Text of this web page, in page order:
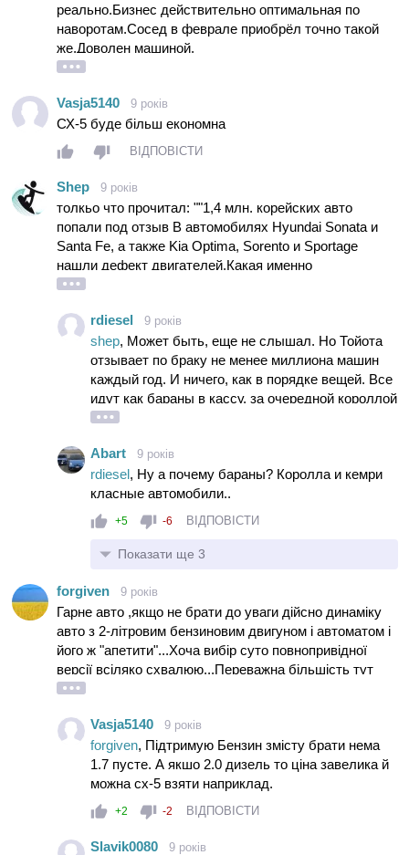
реально.Бизнес действительно оптимальная по
наворотам.Сосед в феврале приобрёл точно такой
же.Доволен машиной.
Vasja5140 9 років
СХ-5 буде більш економна
ВІДПОВІСТИ
Shep 9 років
толкьо что прочитал: ""1,4 млн. корейских авто
попали под отзыв В автомобилях Hyundai Sonata и
Santa Fe, а также Kia Optima, Sorento и Sportage
нашли дефект двигателей.Какая именно
неисправность была обнаружена в двигателях, не
Украине, представители этих компаний ответили, что
информации о наличии в нашей стране данных
машин, попадающих под отзыв, у них пока нет."" наши
как всегда морозятся
надеюсь скоро будет
известна конкретика по двигателям
rdiesel 9 років
shep, Может быть, еще не слышал. Но Тойота
отзывает по браку не менее миллиона машин
каждый год. И ничего, как в порядке вещей. Все
идут как бараны в кассу, за очередной короллой
или кемри.
Abart 9 років
rdiesel, Ну а почему бараны? Королла и кемри
класные автомобили..
+5 -6 ВІДПОВІСТИ
Показати ще 3
forgiven 9 років
Гарне авто ,якщо не брати до уваги дійсно динаміку
авто з 2-літровим бензиновим двигуном і автоматом і
його ж "апетити"...Хоча вибір суто повнопривідної
версії всіляко схвалюю...Переважна більшість тут
вибирає це авто в версії на моноприводі і з 1.7-
пристроїв- немає ,не те що повного приводу....А ціна
2-літрової дизельної версії з автоматом і повним
приводом зазвичай лякає навіть поціновувачів
японських і європейських брендів.....
Vasja5140 9 років
forgiven, Підтримую Бензин змісту брати нема
1.7 пусте. А якшо 2.0 дизель то ціна завелика й
можна сх-5 взяти наприклад.
+2 -2 ВІДПОВІСТИ
Slavik0080 9 років